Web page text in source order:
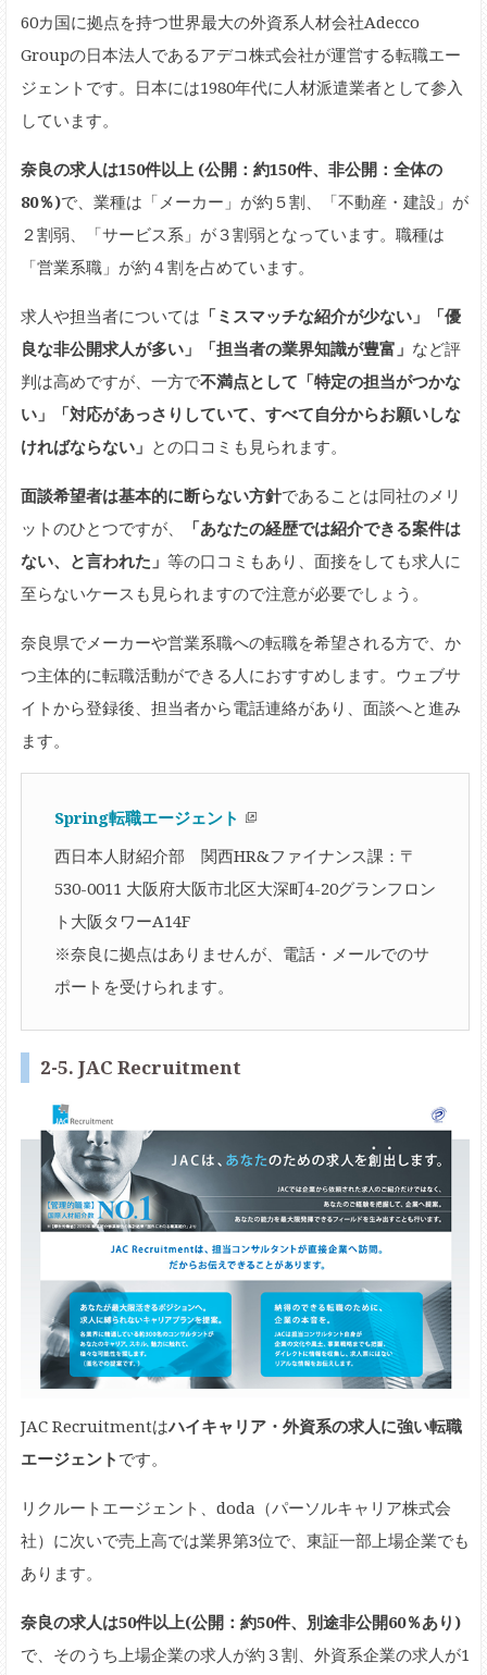
60カ国に拠点を持つ世界最大の外資系人材会社Adecco
Groupの日本法人であるアデコ株式会社が運営する転職エー
ジェントです。日本には1980年代に人材派遣業者として参入
しています。
奈良の求人は150件以上 (公開：約150件、非公開：全体の
80％)で、業種は「メーカー」が約５割、「不動産・建設」が
２割弱、「サービス系」が３割弱となっています。職種は
「営業系職」が約４割を占めています。
求人や担当者については 「ミスマッチな紹介が少ない」「優
良な非公開求人が多い」「担当者の業界知識が豊富」 など評
判は高めですが、一方で不満点として「特定の担当がつかな
い」「対応があっさりしていて、すべて自分からお願いしな
ければならない」 との口コミも見られます。
面談希望者は基本的に断らない方針であることは同社のメリ
ットのひとつですが、
「あなたの経歴では紹介できる案件は
ない、と言われた」 等の口コミもあり、面接をしても求人に
至らないケースも見られますので注意が必要でしょう。
奈良県でメーカーや営業系職への転職を希望される方で、か
つ主体的に転職活動ができる人におすすめします。ウェブサ
イトから登録後、担当者から電話連絡があり、面談へと進み
ます。
Spring転職エージェント
西日本人財紹介部 関西HR&ファイナンス課：〒
530-0011 大阪府大阪市北区大深町4-20グランフロン
ト大阪タワーA14F
※奈良に拠点はありませんが、電話・メールでのサ
ポートを受けられます。
2-5. JAC Recruitment
JAC Recruitmentはハイキャリア・外資系の求人に強い転職
エージェント です。
リクルートエージェント、doda（パーソルキャリア株式会
社）に次いで売上高では業界第3位で、東証一部上場企業でも
あります。
奈良の求人は50件以上(公開：約50件、別途非公開60％あり)
で、そのうち上場企業の求人が約３割、外資系企業の求人が1